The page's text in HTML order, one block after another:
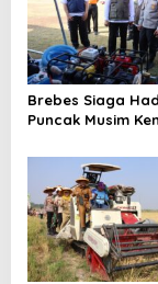
Brebes Siaga
Puncak Musim
Kesiapsiagaan
Karhutla